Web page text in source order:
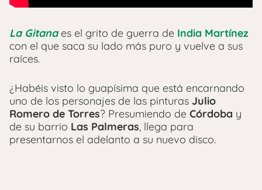
La Gitanaes el grito de guerra de India Martínez
con el que saca su lado más puro y vuelve a sus
raíces.
¿Habéis visto lo guapísima que está encarnando
uno de los personajes de las pinturas Julio
Romero de Torres? Presumiendo de Córdoba y
de su barrio Las Palmeras, llega para
presentarnos el adelanto a su nuevo disco.